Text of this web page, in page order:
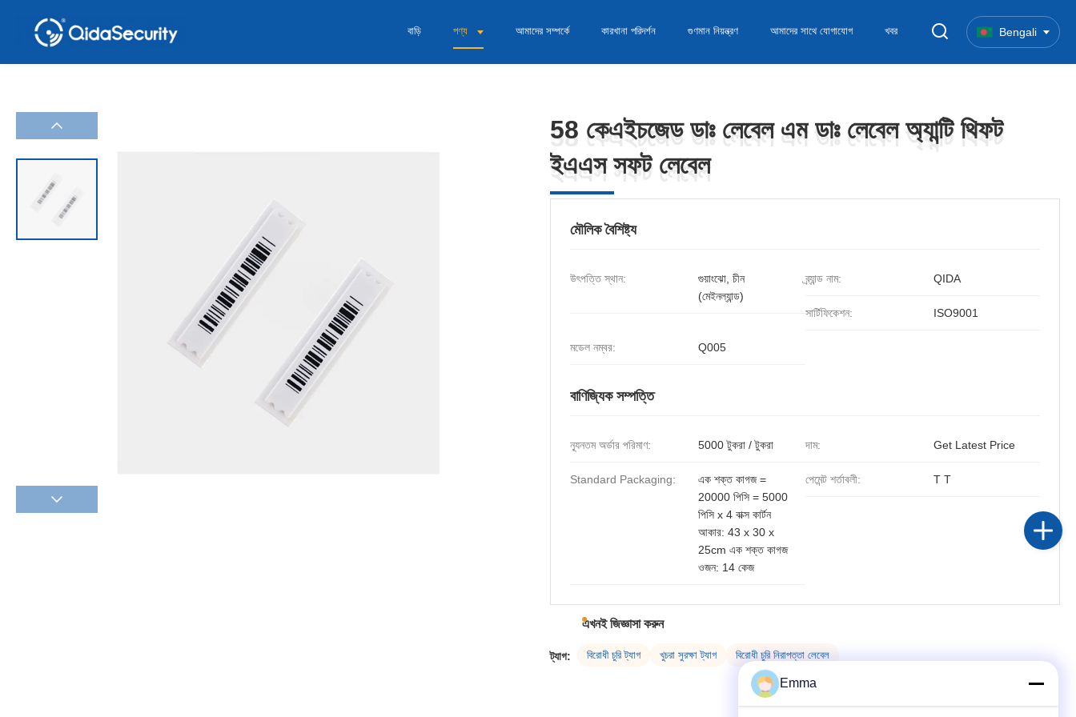
বাড়ি পণ্য আমাদের সম্পর্কে কারখানা পরিদর্শন গুণমান নিয়ন্ত্রণ আমাদের সাথে যোগাযোগ খবর Bengali
58 কেএইচজেড ডাঃ লেবেল এম ডাঃ লেবেল অ্যান্টি থিফট
ইএএস সফট লেবেল
58 কেএইচজেড ডাঃ লেবেল এম ডাঃ লেবেল অ্যান্টি থিফট
ইএএস সফট লেবেল
মৌলিক বৈশিষ্ট্য
উৎপত্তি স্থান:
গুয়াংঝো, চীন
(মেইনল্যান্ড)
ব্র্যান্ড নাম: QIDA
সার্টিফিকেশন: ISO9001
মডেল নম্বর: Q005
বাণিজ্যিক সম্পত্তি
ন্যূনতম অর্ডার পরিমাণ: 5000 টুকরা / টুকরা দাম: Get Latest Price
Standard Packaging:
এক শক্ত কাগজ =
20000 পিসি = 5000
পিসি x 4 বাক্স কার্টন
আকার: 43 x 30 x
25cm এক শক্ত কাগজ
ওজন: 14 কেজ
পেমেন্ট শর্তাবলী: T T
এখনই জিজ্ঞাসা করুন
ট্যাগ: বিরোধী চুরি ট্যাগ খুচরা সুরক্ষা ট্যাগ বিরোধী চুরি নিরাপত্তা লেবেল
Emma